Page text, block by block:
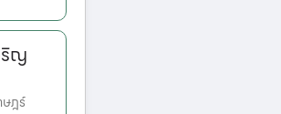
ริญ
ษฎร์